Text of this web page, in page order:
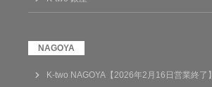
K-two NAGOYA【2026年2月16日営業終了】